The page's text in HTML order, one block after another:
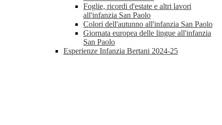
Foglie, ricordi d'estate e altri lavori
all'infanzia San Paolo
Colori dell'autunno all'infanzia San Paolo
Giornata europea delle lingue all'infanzia
San Paolo
Esperienze Infanzia Bertani 2024-25